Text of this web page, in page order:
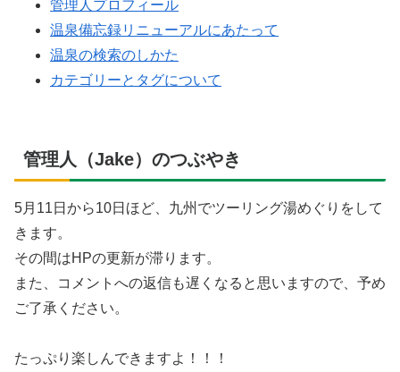
管理人プロフィール
温泉備忘録リニューアルにあたって
温泉の検索のしかた
カテゴリーとタグについて
管理人（Jake）のつぶやき
5月11日から10日ほど、九州でツーリング湯めぐりをして
きます。
その間はHPの更新が滞ります。
また、コメントへの返信も遅くなると思いますので、予め
ご了承ください。
たっぷり楽しんできますよ！！！